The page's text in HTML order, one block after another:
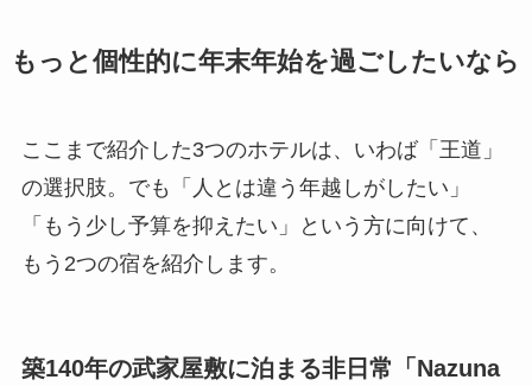
もっと個性的に年末年始を過ごしたいなら
ここまで紹介した3つのホテルは、いわば「王道」
の選択肢。でも「人とは違う年越しがしたい」
「もう少し予算を抑えたい」という方に向けて、
もう2つの宿を紹介します。
築140年の武家屋敷に泊まる非日常「Nazuna